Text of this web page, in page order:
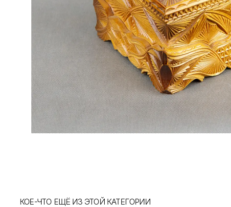
КОЕ-ЧТО ЕЩЁ ИЗ ЭТОЙ КАТЕГОРИИ